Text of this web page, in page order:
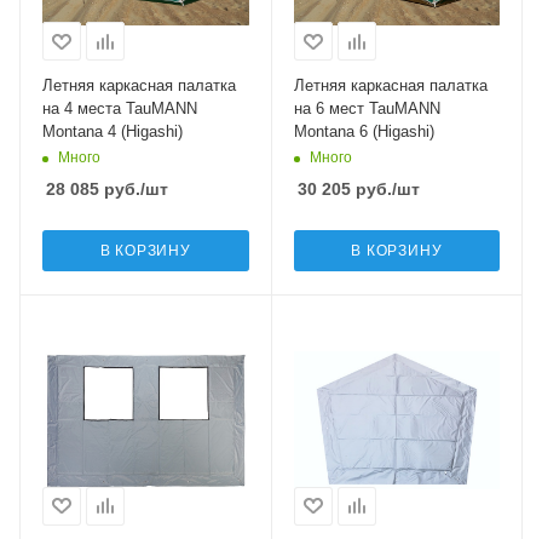
Летняя каркасная палатка
на 4 места TauMANN
Montana 4 (Higashi)
Много
28 085 руб./шт
В КОРЗИНУ
Летняя каркасная палатка
на 6 мест TauMANN
Montana 6 (Higashi)
Много
30 205руб./шт
В КОРЗИНУ